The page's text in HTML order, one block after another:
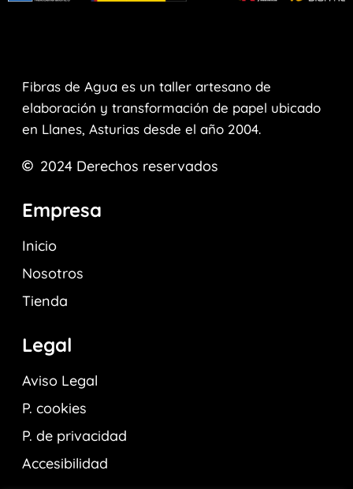
Fibras de Agua es un taller artesano de
elaboración y transformación de papel ubicado
en Llanes, Asturias desde el año 2004.
2024 Derechos reservados
Empresa
Inicio
Nosotros
Tienda
Legal
Aviso Legal
P. cookies
P. de privacidad
Accesibilidad